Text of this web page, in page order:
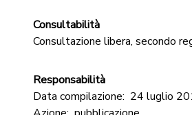
Consultabilità
Consultazione libera, secondo
Responsabilità
Data compilazione: 24 luglio